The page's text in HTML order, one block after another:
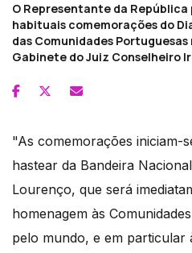
O Representante da
habituais comemorações do
das Comunidades
Gabinete do Juiz Conselheiro
"As comemorações iniciam-
hastear da Bandeira
Lourenço, que será
homenagem às
pelo mundo, e em particular